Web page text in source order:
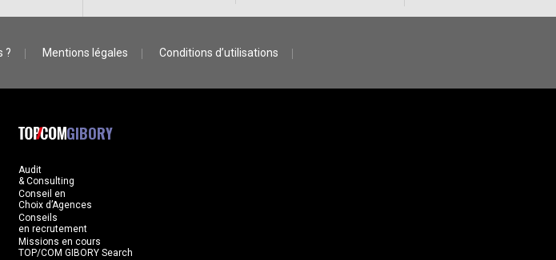
? Mentions légales Conditions d’utilisations
GIBORY
Audit
& Consulting
Conseil en
Choix d’Agences
Conseils
en recrutement
Missions en cours
TOP/COM GIBORY Search